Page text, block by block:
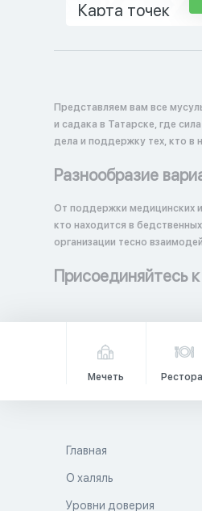
Карта точек
Представляем вам все
и садака в Татарске, где
дела и поддержку тех, кто в
Разнообразие
От поддержки медицинских
кто находится в
организации тесно
Присоединяйтесь
Мечеть
Главная
О халяль
Уровни доверия